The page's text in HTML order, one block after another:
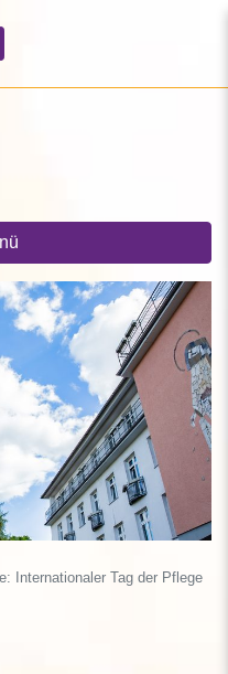
Internationaler Tag der Pflege